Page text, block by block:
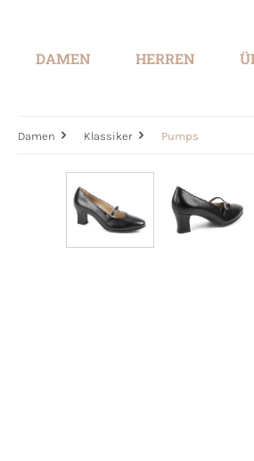
DAMEN HERREN
Damen Klassiker Pumps
Bildergalerie überspringen